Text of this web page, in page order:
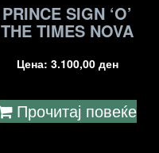
PRINCE SIGN ‘O’
THE TIMES NOVA
Цена: 3.100,00 ден
Прочитај повеќе